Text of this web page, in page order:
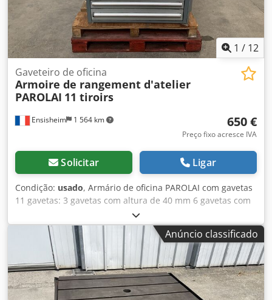
1 / 12
Ensisheim 1 564 km
Gaveteiro de oficina
Armoire de rangement d'atelier
PAROLAI 11 tiroirs
650 €
Preço fixo acresce IVA
Solicitar Ligar
Condição: usado, Armário de oficina PAROLAI com gavetas
11 gavetas: 3 gavetas com altura de 40 mm 6 gavetas com
altura de 60 mm 1 gaveta com altura de 150 mm 1 gaveta
com altura de 90 mm Dimensões (C x L x A): 910 x 720 x
1110 mm Dsdpfszmxttex Ai Rokr Peso: aprox. 150 kg
Anúncio classificado